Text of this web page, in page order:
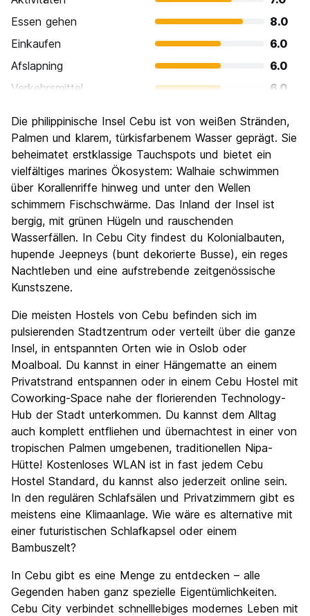
Essen gehen
8.0
Einkaufen
6.0
Afslapning
6.0
Verkehrsmittel
6.0
Kultur
6.0
Nachtleben / Party
7.0
Preis-Leistungsverhältnis
8.0
Die philippinische Insel Cebu ist von weißen Stränden,
Palmen und klarem, türkisfarbenem Wasser geprägt. Sie
beheimatet erstklassige Tauchspots und bietet ein
vielfältiges marines Ökosystem: Walhaie schwimmen
über Korallenriffe hinweg und unter den Wellen
schimmern Fischschwärme. Das Inland der Insel ist
bergig, mit grünen Hügeln und rauschenden
Wasserfällen. In Cebu City findest du Kolonialbauten,
hupende Jeepneys (bunt dekorierte Busse), ein reges
Nachtleben und eine aufstrebende zeitgenössische
Kunstszene.
Die meisten Hostels von Cebu befinden sich im
pulsierenden Stadtzentrum oder verteilt über die ganze
Insel, in entspannten Orten wie in Oslob oder
Moalboal. Du kannst in einer Hängematte an einem
Privatstrand entspannen oder in einem Cebu Hostel mit
Coworking-Space nahe der florierenden Technology-
Hub der Stadt unterkommen. Du kannst dem Alltag
auch komplett entfliehen und übernachtest in einer von
tropischen Palmen umgebenen, traditionellen Nipa-
Hütte! Kostenloses WLAN ist in fast jedem Cebu
Hostel Standard, du kannst also jederzeit online sein.
In den regulären Schlafsälen und Privatzimmern gibt es
meistens eine Klimaanlage. Wie wäre es alternative mit
einer futuristischen Schlafkapsel oder einem
Bambuszelt?
In Cebu gibt es eine Menge zu entdecken – alle
Gegenden haben ganz spezielle Eigentümlichkeiten.
Cebu City verbindet schnelllebiges modernes Leben mit